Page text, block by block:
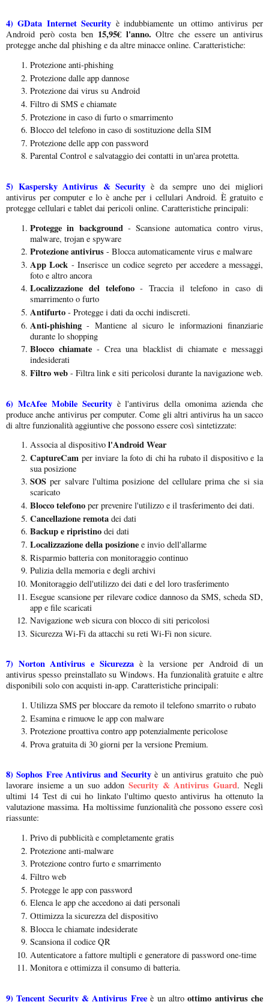
4)GData Internet Security è indubbiamente un ottimo antivirus per
Android però costa ben 15,95€ l'anno.Oltre che essere un antivirus
protegge anche dal phishing e da altre minacce online. Caratteristiche:
Protezione anti-phishing
Protezione dalle app dannose
Protezione dai virus su Android
Filtro di SMS e chiamate
Protezione in caso di furto o smarrimento
Blocco del telefono in caso di sostituzione della SIM
Protezione delle app con password
Parental Control e salvataggio dei contatti in un'area protetta.
5) Kaspersky Antivirus & Security è da sempre uno dei migliori
antivirus per computer e lo è anche per i cellulari Android. È gratuito e
protegge cellulari e tablet dai pericoli online. Caratteristiche principali:
Protegge in background - Scansione automatica contro virus,
malware, trojan e spyware
Protezione antivirus - Blocca automaticamente virus e malware
App Lock - Inserisce un codice segreto per accedere a messaggi,
foto e altro ancora
Localizzazione del telefono- Traccia il telefono in caso di
smarrimento o furto
Antifurto - Protegge i dati da occhi indiscreti.
Anti-phishing - Mantiene al sicuro le informazioni finanziarie
durante lo shopping
Blocco chiamate - Crea una blacklist di chiamate e messaggi
indesiderati
Filtro web - Filtra link e siti pericolosi durante la navigazione web.
6) McAfee Mobile Securityè l'antivirus della omonima azienda che
produce anche antivirus per computer. Come gli altri antivirus ha un sacco
di altre funzionalità aggiuntive che possono essere così sintetizzate:
Associa al dispositivo l'Android Wear
CaptureCam per inviare la foto di chi ha rubato il dispositivo e la
sua posizione
SOSper salvare l'ultima posizione del cellulare prima che si sia
scaricato
Blocco telefono per prevenire l'utilizzo e il trasferimento dei dati.
Cancellazione remota dei dati
Backup e ripristino dei dati
Localizzazione della posizione e invio dell'allarme
Risparmio batteria con monitoraggio continuo
Pulizia della memoria e degli archivi
Monitoraggio dell'utilizzo dei dati e del loro trasferimento
Esegue scansione per rilevare codice dannoso da SMS, scheda SD,
app e file scaricati
Navigazione web sicura con blocco di siti pericolosi
Sicurezza Wi-Fi da attacchi su reti Wi-Fi non sicure.
7) Norton Antivirus e Sicurezzaè la versione per Android di un
antivirus spesso preinstallato su Windows. Ha funzionalità gratuite e altre
disponibili solo con acquisti in-app. Caratteristiche principali:
Utilizza SMS per bloccare da remoto il telefono smarrito o rubato
Esamina e rimuove le app con malware
Protezione proattiva contro app potenzialmente pericolose
Prova gratuita di 30 giorni per la versione Premium.
8)Sophos Free Antivirus and Securityè un antivirus gratuito che può
lavorare insieme a un suo addon Security & Antivirus Guard. Negli
ultimi 14 Test di cui ho linkato l'ultimo questo antivirus ha ottenuto la
valutazione massima. Ha moltissime funzionalità che possono essere così
riassunte:
Privo di pubblicità e completamente gratis
Protezione anti-malware
Protezione contro furto e smarrimento
Filtro web
Protegge le app con password
Elenca le app che accedono ai dati personali
Ottimizza la sicurezza del dispositivo
Blocca le chiamate indesiderate
Scansiona il codice QR
Autenticatore a fattore multipli e generatore di password one-time
Monitora e ottimizza il consumo di batteria.
9)Tencent Security & Antivirus Freeè un altroottimo antivirus che